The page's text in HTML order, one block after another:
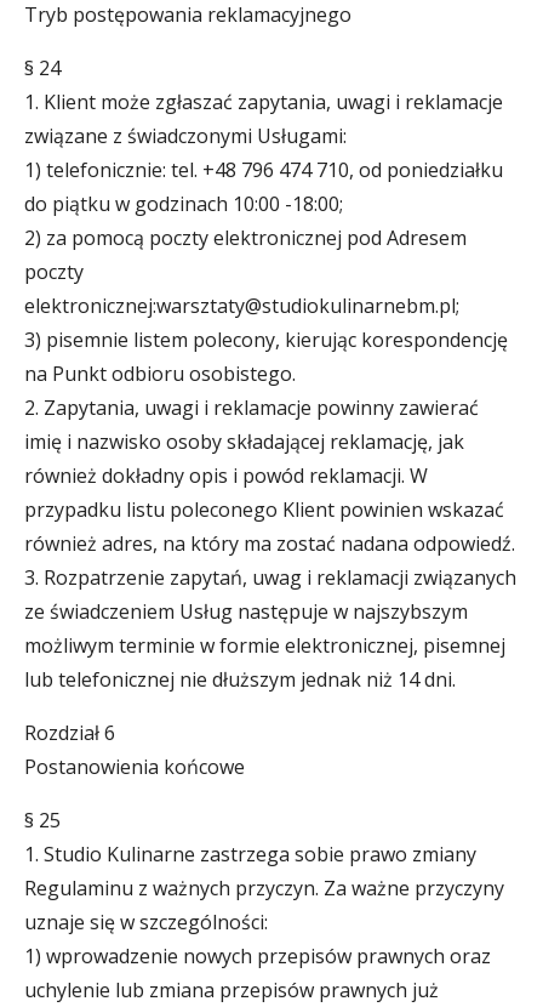
Tryb postępowania reklamacyjnego
§ 24
1. Klient może zgłaszać zapytania, uwagi i reklamacje
związane z świadczonymi Usługami:
1) telefonicznie: tel. +48 796 474 710, od poniedziałku
do piątku w godzinach 10:00 -18:00;
2) za pomocą poczty elektronicznej pod Adresem
poczty
elektronicznej:warsztaty@studiokulinarnebm.pl;
3) pisemnie listem polecony, kierując korespondencję
na Punkt odbioru osobistego.
2. Zapytania, uwagi i reklamacje powinny zawierać
imię i nazwisko osoby składającej reklamację, jak
również dokładny opis i powód reklamacji. W
przypadku listu poleconego Klient powinien wskazać
również adres, na który ma zostać nadana odpowiedź.
3. Rozpatrzenie zapytań, uwag i reklamacji związanych
ze świadczeniem Usług następuje w najszybszym
możliwym terminie w formie elektronicznej, pisemnej
lub telefonicznej nie dłuższym jednak niż 14 dni.
Rozdział 6
Postanowienia końcowe
§ 25
1. Studio Kulinarne zastrzega sobie prawo zmiany
Regulaminu z ważnych przyczyn. Za ważne przyczyny
uznaje się w szczególności:
1) wprowadzenie nowych przepisów prawnych oraz
uchylenie lub zmiana przepisów prawnych już